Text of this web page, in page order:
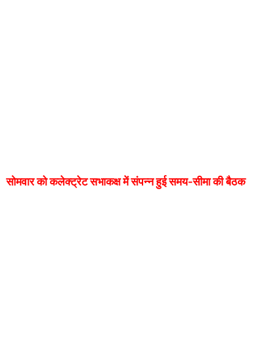
सोमवार को कलेक्ट्रेट सभाकक्ष में संपन्न हुई समय-सीमा की बैठक